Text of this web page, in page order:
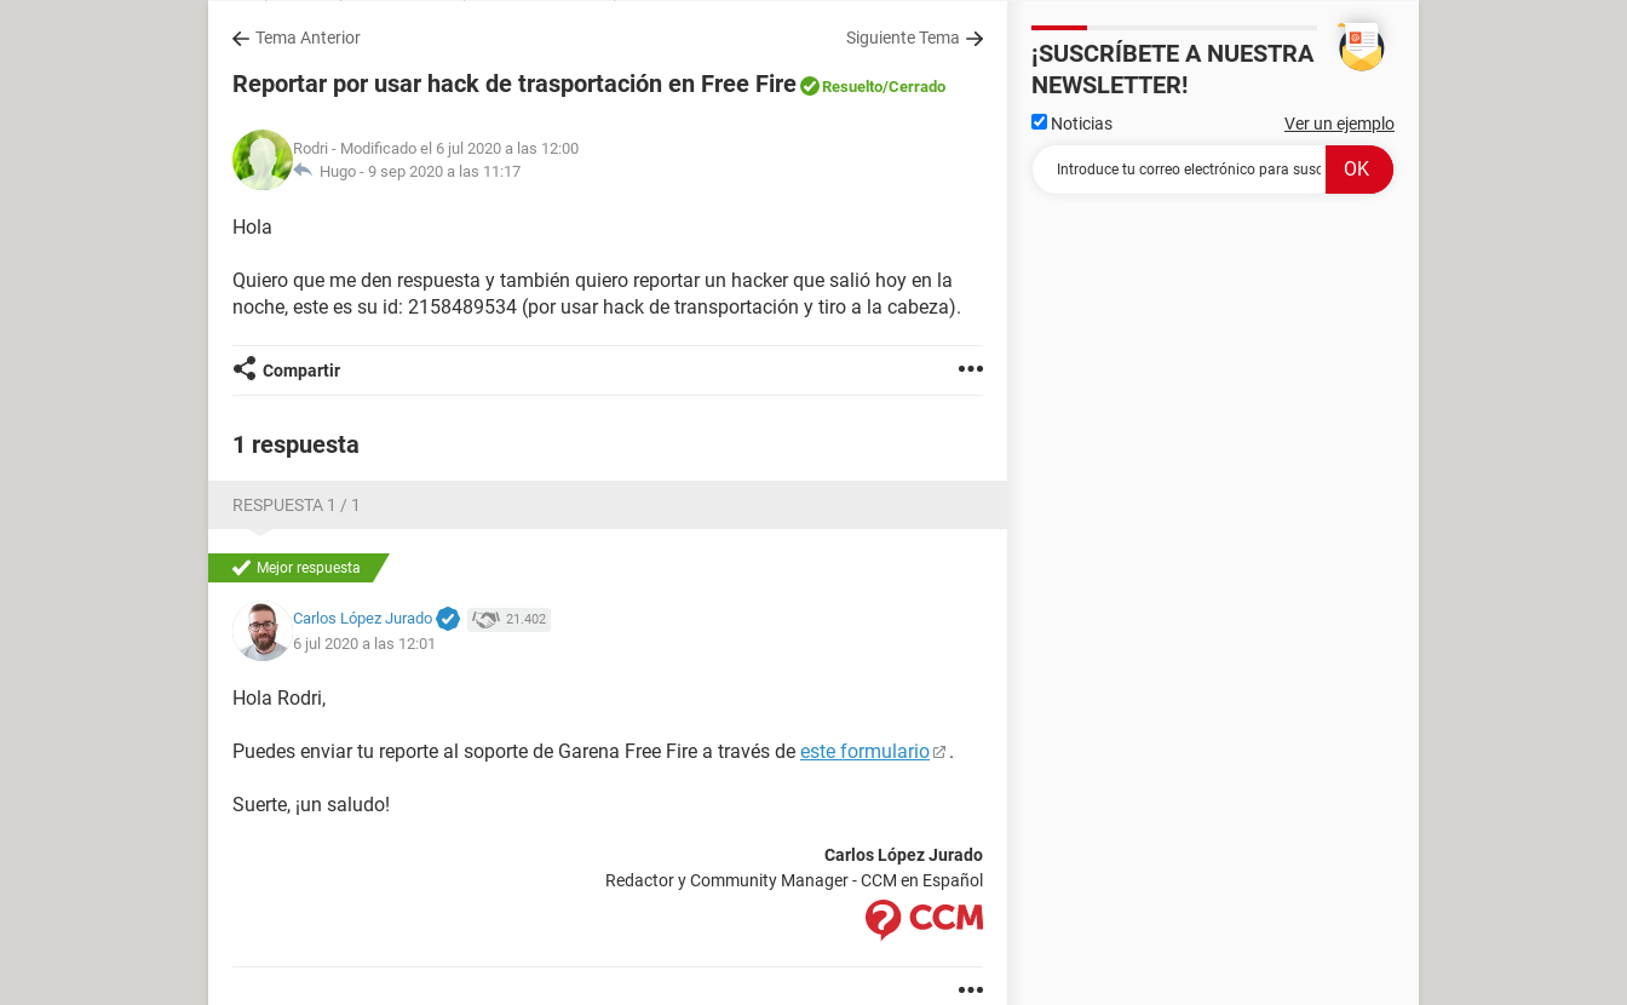
Tema Anterior Siguiente Tema
Reportar por usar hack de trasportación en Free Fire Resuelto/Cerrado
Rodri - Modificado el 6 jul 2020 a las 12:00
Hugo - 9 sep 2020 a las 11:17
Hola
Quiero que me den respuesta y también quiero reportar un hacker que salió hoy en la
noche, este es su id: 2158489534 (por usar hack de transportación y tiro a la cabeza).
Compartir
1 respuesta
RESPUESTA 1 / 1
Mejor respuesta
Carlos López Jurado 21.402
6 jul 2020 a las 12:01
Hola Rodri,
Puedes enviar tu reporte al soporte de Garena Free Fire a través de este formulario .
Suerte, ¡un saludo!
Carlos López Jurado
Redactor y Community Manager - CCM en Español
¡SUSCRÍBETE A NUESTRA
NEWSLETTER!
Noticias Ver un ejemplo